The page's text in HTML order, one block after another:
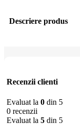
Descriere produs
Recenzii clienti
Evaluat la 0 din 5
0 recenzii
Evaluat la 5 din 5